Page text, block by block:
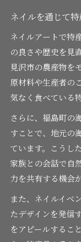
ネイルを通じて
ネイルアートで特
の良さや歴史を見
見沢市の農産物を
原材料や生産者の
気なく食べている
さらに、福島町の
すことで、地元の
ています。こうし
家族との会話で自
力を共有する機会
また、ネイルイベ
たデザインを発信
をアピールするこ